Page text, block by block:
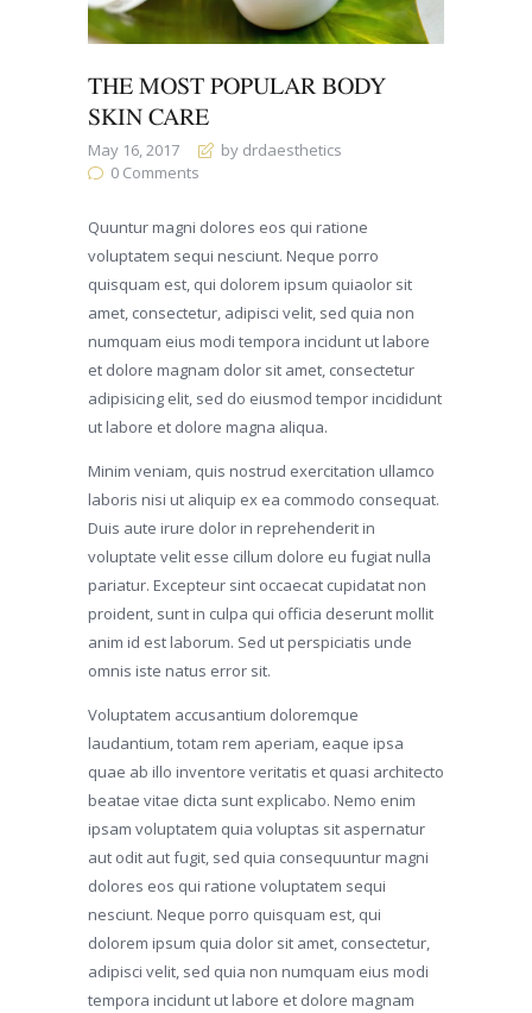
THE MOST POPULAR BODY
SKIN CARE
May 16, 2017
by drdaesthetics
0 Comments
Quuntur magni dolores eos qui ratione
voluptatem sequi nesciunt. Neque porro
quisquam est, qui dolorem ipsum quiaolor sit
amet, consectetur, adipisci velit, sed quia non
numquam eius modi tempora incidunt ut labore
et dolore magnam dolor sit amet, consectetur
adipisicing elit, sed do eiusmod tempor incididunt
ut labore et dolore magna aliqua.
Minim veniam, quis nostrud exercitation ullamco
laboris nisi ut aliquip ex ea commodo consequat.
Duis aute irure dolor in reprehenderit in
voluptate velit esse cillum dolore eu fugiat nulla
pariatur. Excepteur sint occaecat cupidatat non
proident, sunt in culpa qui officia deserunt mollit
anim id est laborum. Sed ut perspiciatis unde
omnis iste natus error sit.
Voluptatem accusantium doloremque
laudantium, totam rem aperiam, eaque ipsa
quae ab illo inventore veritatis et quasi architecto
beatae vitae dicta sunt explicabo. Nemo enim
ipsam voluptatem quia voluptas sit aspernatur
aut odit aut fugit, sed quia consequuntur magni
dolores eos qui ratione voluptatem sequi
nesciunt. Neque porro quisquam est, qui
dolorem ipsum quia dolor sit amet, consectetur,
adipisci velit, sed quia non numquam eius modi
tempora incidunt ut labore et dolore magnam